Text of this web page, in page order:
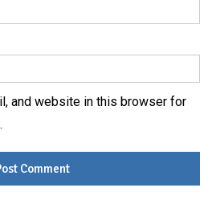
and website in this browser for